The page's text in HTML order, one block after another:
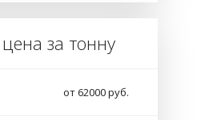
за тонну
от 62000 руб.